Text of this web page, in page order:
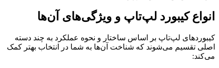
انواع کیبورد لپ‌تاپ و ویژگی‌های آن‌ها
کیبوردهای لپ‌تاپ بر اساس ساختار و نحوه عملکرد به چند دسته
اصلی تقسیم می‌شوند که شناخت آن‌ها به شما در انتخاب بهتر کمک
می‌کند: